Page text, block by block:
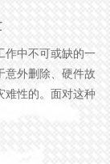
作中不可或缺的一
意外删除、硬件故
难性的。面对这种